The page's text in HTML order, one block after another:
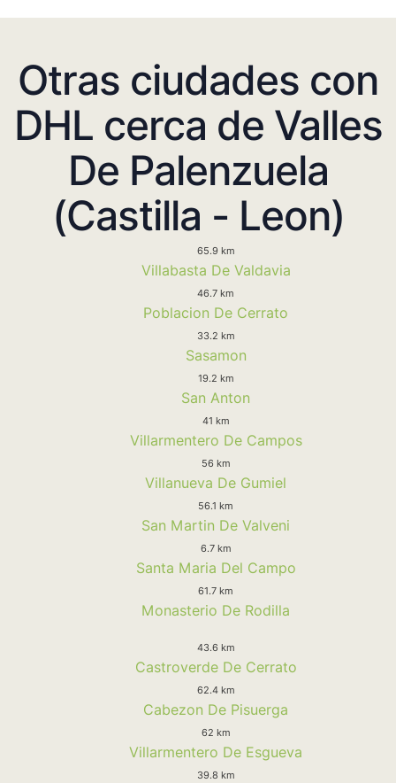
Otras ciudades con
DHL cerca de Valles
De Palenzuela
(Castilla - Leon)
65.9 km
Villabasta De Valdavia
46.7 km
Poblacion De Cerrato
33.2 km
Sasamon
19.2 km
San Anton
41 km
Villarmentero De Campos
56 km
Villanueva De Gumiel
56.1 km
San Martin De Valveni
6.7 km
Santa Maria Del Campo
61.7 km
Monasterio De Rodilla
43.6 km
Castroverde De Cerrato
62.4 km
Cabezon De Pisuerga
62 km
Villarmentero De Esgueva
39.8 km